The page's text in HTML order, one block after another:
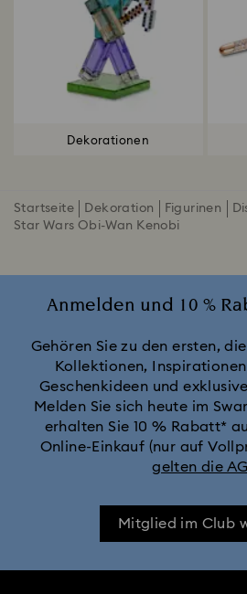
Dekorationen
Startseite Dekoration Figurinen
Star Wars Obi-Wan Kenobi
Anmelden und 10 %
Gehören Sie zu den ersten,
Kollektionen,
Geschenkideen und
Melden Sie sich heute im
erhalten Sie 10 % Rabatt*
Online-Einkauf (nur auf
gelten die
Mitglied im Club